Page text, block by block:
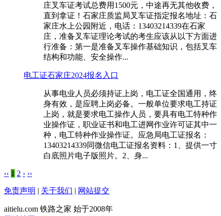
庄叉车证考试总费用1500元，中途再无其他收费，
直到拿证！石家庄质监局叉车证指定报名地址：石
家庄水上公园附近，电话：13403214339在石家
庄，准备叉车证理论考试的考生应该从以下方面进
行准备：第一是准备叉车操作基础知识，包括叉车
结构和功能、安全操作...
电工证石家庄2024报名入口
从事电业人员必须持证上岗，电工证全国通用，终
身有效，是应聘上岗必备。一般单位要求电工持证
上岗，就是要求电工操作人员，要具有电工特种作
业操作证，职业证书和电工进网作业许可证其中一
种，电工特种作业操作证。应急局电工证报名：
13403214339同微信电工证报名资料：1、提供一寸
白底照片电子版照片。2、身...
‹‹ 1 2 › ››
免责声明 | 关于我们 | 网站提交
aitielu.com 铁路之家 始于2008年